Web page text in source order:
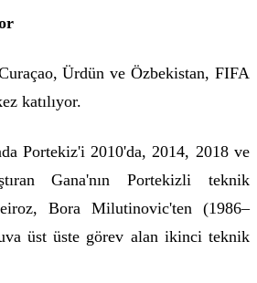
Ürdün ve Özbekistan, FIFA
katılıyor.
Portekiz'i 2010'da, 2014, 2018 ve
Gana'nın Portekizli teknik
Bora Milutinovic'ten (1986–
üst üste görev alan ikinci teknik